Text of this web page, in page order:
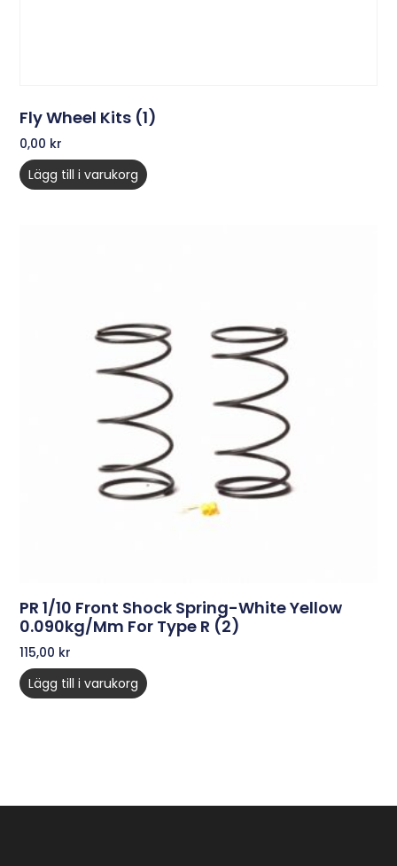
Fly Wheel Kits (1)
0,00 kr
Lägg till i varukorg
PR 1/10 Front Shock Spring-White Yellow
0.090kg/mm For Type R (2)
115,00 kr
Lägg till i varukorg